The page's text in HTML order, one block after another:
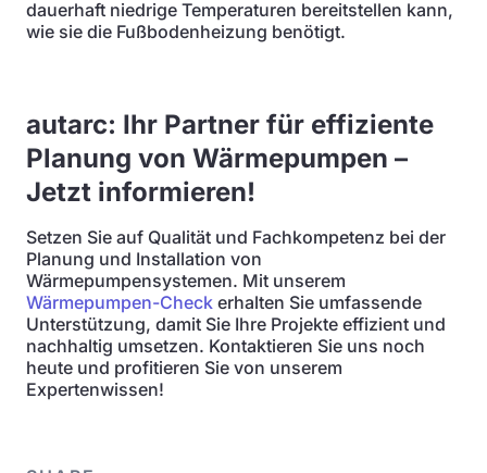
dauerhaft niedrige Temperaturen bereitstellen kann,
wie sie die Fußbodenheizung benötigt.
autarc: Ihr Partner für effiziente
Planung von Wärmepumpen –
Jetzt informieren!
Setzen Sie auf Qualität und Fachkompetenz bei der
Planung und Installation von
Wärmepumpensystemen. Mit unserem
Wärmepumpen-Check erhalten Sie umfassende
Unterstützung, damit Sie Ihre Projekte effizient und
nachhaltig umsetzen. Kontaktieren Sie uns noch
heute und profitieren Sie von unserem
Expertenwissen!